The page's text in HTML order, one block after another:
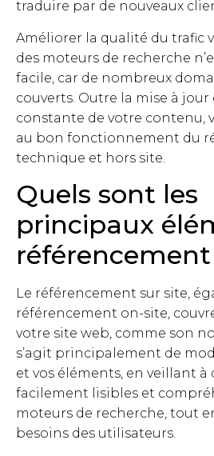
traduire par de nouveaux
Améliorer la qualité du trafic
des moteurs de recherche
facile, car de nombreux
couverts. Outre la mise à jour
constante de votre contenu,
au bon fonctionnement du
technique et hors site.
Quels sont les
principaux
référencement
Le référencement sur site,
référencement on-site,
votre site web, comme son
s’agit principalement de
et vos éléments, en veillant à
facilement lisibles et
moteurs de recherche, tout
besoins des utilisateurs.